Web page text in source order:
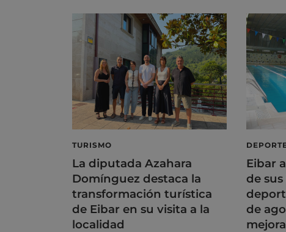
TURISMO
La diputada Azahara
Domínguez destaca la
transformación turística
de Eibar en su visita a la
localidad
Eibar
de
de